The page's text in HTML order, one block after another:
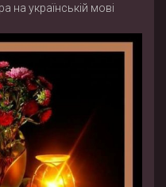
на українській мові